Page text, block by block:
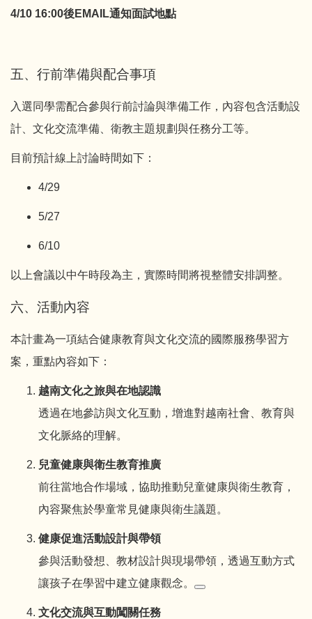
4/10 16:00後EMAIL通知面試地點
五、行前準備與配合事項
入選同學需配合參與行前討論與準備工作，內容包含活動設
計、文化交流準備、衛教主題規劃與任務分工等。
目前預計線上討論時間如下：
4/29
5/27
6/10
以上會議以中午時段為主，實際時間將視整體安排調整。
六、活動內容
本計畫為一項結合健康教育與文化交流的國際服務學習方
案，重點內容如下：
越南文化之旅與在地認識
透過在地參訪與文化互動，增進對越南社會、教育與
文化脈絡的理解。
兒童健康與衛生教育推廣
前往當地合作場域，協助推動兒童健康與衛生教育，
內容聚焦於學童常見健康與衛生議題。
健康促進活動設計與帶領
參與活動發想、教材設計與現場帶領，透過互動方式
讓孩子在學習中建立健康觀念。
文化交流與互動闖關任務